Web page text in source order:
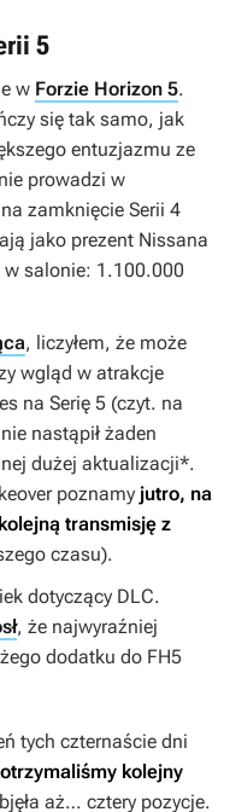
5
w Forzie Horizon 5.
się tak samo, jak
entuzjazmu ze
prowadzi w
zamknięcie Serii 4
jako prezent Nissana
w salonie: 1.100.000
, liczyłem, że może
wgląd w atrakcje
na Serię 5 (czyt. na
nastąpił żaden
dużej aktualizacji*.
poznamy jutro, na
transmisję z
czasu).
dotyczący DLC.
, że najwyraźniej
dodatku do FH5
tych czternaście dni
kolejny
aż… cztery pozycje.